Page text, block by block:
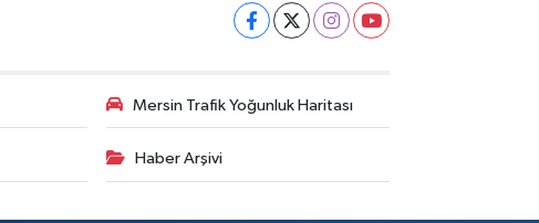
Mersin Trafik Yoğunluk Haritası
Haber Arşivi